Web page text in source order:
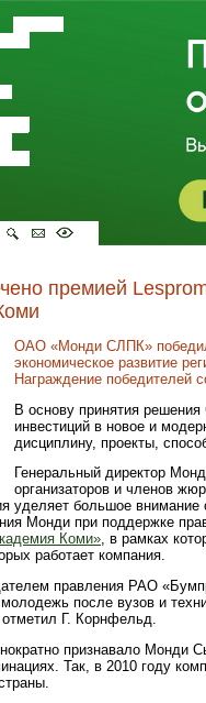
премией
ОАО «Монди СЛПК»
экономическое развитие
Награждение победителей
В основу принятия
инвестиций в новое и
дисциплину, проекты,
Генеральный директор
организаторов и членов
уделяет большое
Монди при поддержке
Коми», в рамках
работает компания.
правления РАО
после вузов и
Г. Корнфельд.
признавало Монди
Так, в 2010 году